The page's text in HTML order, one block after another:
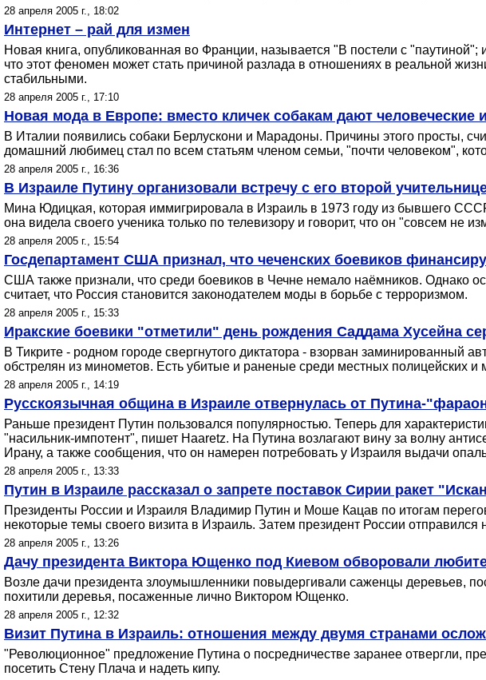
28 апреля 2005 г., 18:02
Интернет – рай для измен
Новая книга, опубликованная во Франции, называется "В постели с
что этот феномен может стать причиной разлада в отношениях в реальной
стабильными.
28 апреля 2005 г., 17:10
Новая мода в Европе: вместо кличек собакам дают
В Италии появились собаки Берлускони и Марадоны. Причины этого просты,
домашний любимец стал по всем статьям членом семьи, "почти человеком",
28 апреля 2005 г., 16:36
В Израиле Путину организовали встречу с его второй
Мина Юдицкая, которая иммигрировала в Израиль в 1973 году из бывшего
она видела своего ученика только по телевизору и говорит, что он "совсем не
28 апреля 2005 г., 15:54
Госдепартамент США признал, что чеченских боевиков
США также признали, что среди боевиков в Чечне немало наёмников. Однако
считает, что Россия становится законодателем моды в борьбе с терроризмом.
28 апреля 2005 г., 15:33
Иракские боевики "отметили" день рождения Саддама Хусейна
В Тикрите - родном городе свергнутого диктатора - взорван заминированный
обстрелян из минометов. Есть убитые и раненые среди местных полицейских и
28 апреля 2005 г., 14:19
Русскоязычная община в Израиле отвернулась от Путина-
Раньше президент Путин пользовался популярностью. Теперь для
"насильник-импотент", пишет Haaretz. На Путина возлагают вину за волну
Ирану, а также сообщения, что он намерен потребовать у Израиля выдачи
28 апреля 2005 г., 13:33
Путин в Израиле рассказал о запрете поставок Сирии ракет
Президенты России и Израиля Владимир Путин и Моше Кацав по итогам
некоторые темы своего визита в Израиль. Затем президент России
28 апреля 2005 г., 13:26
Дачу президента Виктора Ющенко под Киевом обворовали
Возле дачи президента злоумышленники повыдергивали саженцы деревьев,
похитили деревья, посаженные лично Виктором Ющенко.
28 апреля 2005 г., 12:32
Визит Путина в Израиль: отношения между двумя странами
"Революционное" предложение Путина о посредничестве заранее отвергли,
посетить Стену Плача и надеть кипу.